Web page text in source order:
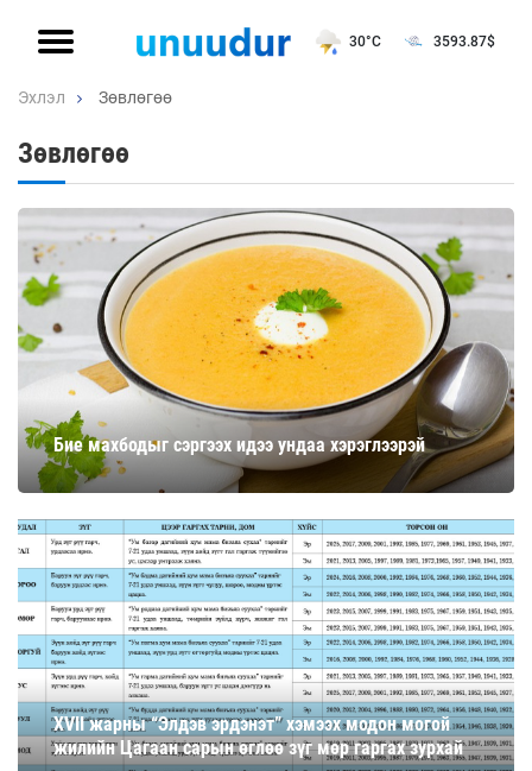
30°C 3593.87$
Эхлэл Зөвлөгөө
Зөвлөгөө
Бие махбодыг сэргээх идээ ундаа хэрэглээрэй
ХVII жарны “Элдэв эрдэнэт” хэмээх модон могой
жилийн Цагаан сарын өглөө зүг мөр гаргах зурхай